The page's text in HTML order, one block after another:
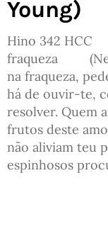
Young)
Hino 342
fraqueza
na fraqueza,
há de ouvir-te,
resolver. Quem
frutos deste
não aliviam teu
espinhosos